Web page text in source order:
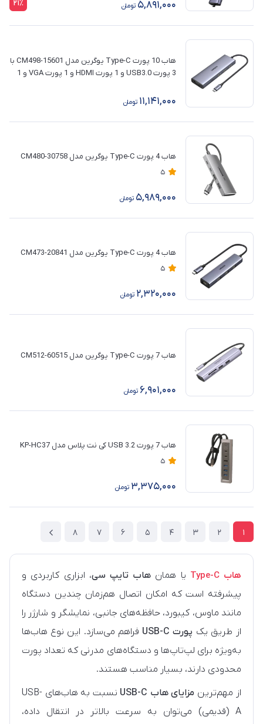
5,891,000 تومان 21٪
هاب 10 پورت Type-C یوگرین مدل CM498-15601 با
3 پورت USB3.0 و 1 پورت HDMI و 1 پورت VGA و 1
SD/TF و PD
11,141,000 تومان
هاب 4 پورت Type-C یوگرین مدل CM480-30758
5
5,989,000 تومان
هاب 4 پورت Type-C یوگرین مدل 20841-CM473
5
2,320,000 تومان
هاب 7 پورت Type-C یوگرین مدل CM512-60515
6,901,000 تومان
هاب 7 پورت USB 3.2 کی نت پلاس مدل KP-HC37
5
3,375,000 تومان
1
2
3
4
5
6
7
8
هاب Type-C یا همان هاب تایپ‌ سی، ابزاری کاربردی و
پیشرفته است که امکان اتصال هم‌زمان چندین دستگاه
مانند ماوس، کیبورد، حافظه‌های جانبی، نمایشگر و شارژر را
از طریق یک پورت USB-C
فراهم می‌سازد. این نوع هاب‌ها
به‌ویژه برای لپ‌تاپ‌ها و دستگاه‌های مدرنی که تعداد پورت
محدودی دارند، بسیار مناسب هستند.
از مهم‌ترین مزایای هاب USB-C
نسبت به هاب‌های USB-
A (قدیمی) می‌توان به سرعت بالاتر در انتقال داده،